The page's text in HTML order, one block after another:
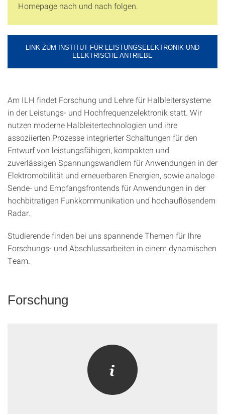
Homepage nach und nach folgen.
LINK ZUM INSTITUT FÜR LEISTUNGSELEKTRONIK UND
ELEKTRISCHE ANTRIEBE
Am ILH findet Forschung und Lehre für Halbleitersysteme
in der Leistungs- und Hochfrequenzelektronik statt. Wir
nutzen moderne Halbleitertechnologien und ihre
assoziierten Prozesse integrierter Schaltungen für den
Entwurf von leistungsfähigen, kompakten und
zuverlässigen Spannungswandlern für Anwendungen in der
Elektromobilität und erneuerbaren Energien, sowie analoge
Sende- und Empfangsfrontends für Anwendungen in der
hochbitratigen Funkkommunikation und hochauflösendem
Radar.
Studierende finden bei uns spannende Themen für Ihre
Forschungs- und Abschlussarbeiten in einem dynamischen
Team.
Forschung